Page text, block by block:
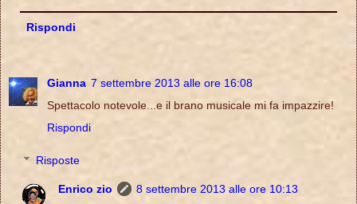
Rispondi
Gianna 7 settembre 2013 alle ore 16:08
Spettacolo notevole...e il brano musicale mi fa impazzire!
Rispondi
Risposte
Enrico zio
8 settembre 2013 alle ore 10:13